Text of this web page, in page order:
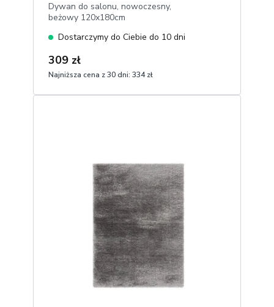
Dywan do salonu, nowoczesny,
beżowy 120x180cm
Dostarczymy do Ciebie do 10 dni
309 zł
Najniższa cena z 30 dni: 334 zł
1